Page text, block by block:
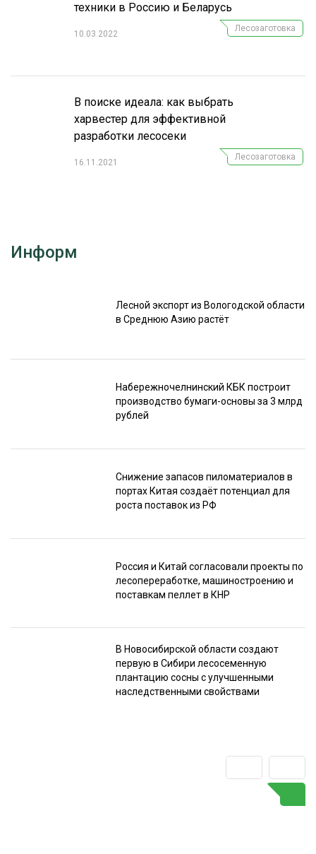
техники в Россию и Беларусь
10.03.2022
Лесозаготовка
В поиске идеала: как выбрать
харвестер для эффективной
разработки лесосеки
16.11.2021
Лесозаготовка
Информ
Лесной экспорт из Вологодской области
в Среднюю Азию растёт
Набережночелнинский КБК построит
производство бумаги-основы за 3 млрд
рублей
Снижение запасов пиломатериалов в
портах Китая создаёт потенциал для
роста поставок из РФ
Россия и Китай согласовали проекты по
лесопереработке, машиностроению и
поставкам пеллет в КНР
В Новосибирской области создают
первую в Сибири лесосеменную
плантацию сосны с улучшенными
наследственными свойствами